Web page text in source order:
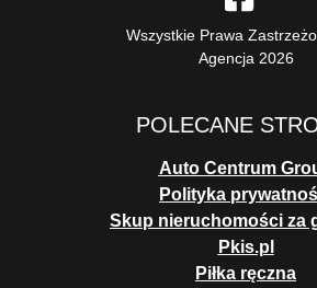
Wszystkie Prawa
Agencja 2026
POLECANE
Auto Centrum
Polityka
Skup nieruchomości za
Pkis.pl
Piłka ręczna